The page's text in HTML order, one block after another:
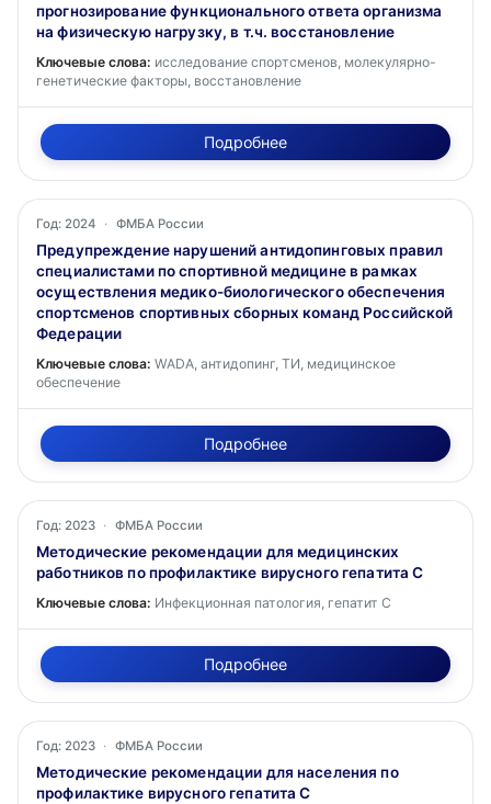
прогнозирование функционального ответа организма
на физическую нагрузку, в т.ч. восстановление
Ключевые слова: исследование спортсменов, молекулярно-
генетические факторы, восстановление
Подробнее
Год: 2024 · ФМБА России
Предупреждение нарушений антидопинговых правил
специалистами по спортивной медицине в рамках
осуществления медико-биологического обеспечения
спортсменов спортивных сборных команд Российской
Федерации
Ключевые слова: WADA, антидопинг, ТИ, медицинское
обеспечение
Подробнее
Год: 2023 · ФМБА России
Методические рекомендации для медицинских
работников по профилактике вирусного гепатита С
Ключевые слова: Инфекционная патология, гепатит С
Подробнее
Год: 2023 · ФМБА России
Методические рекомендации для населения по
профилактике вирусного гепатита С